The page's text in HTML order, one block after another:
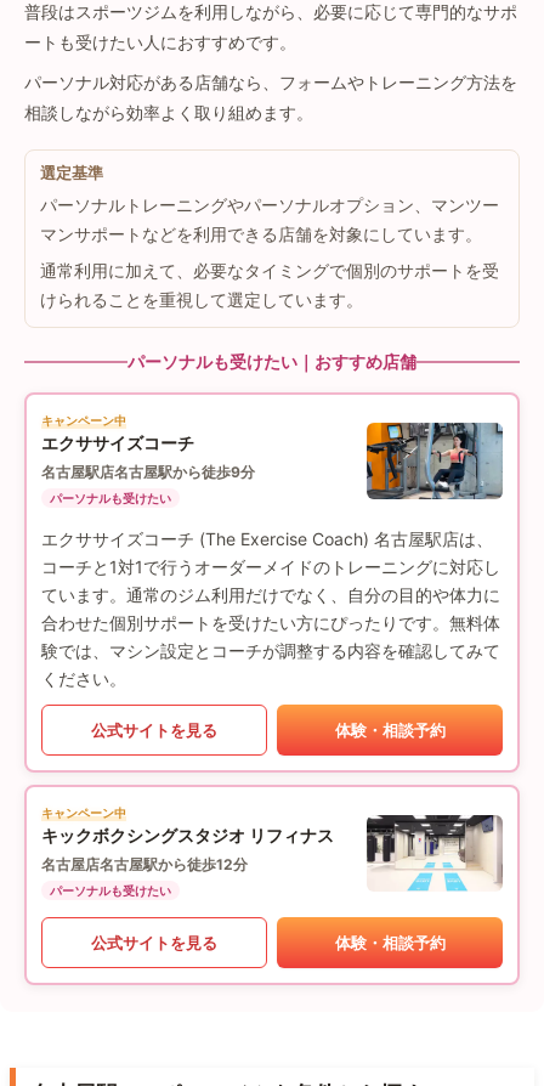
普段はスポーツジムを利用しながら、必要に応じて専門的なサポ
ートも受けたい人におすすめです。
パーソナル対応がある店舗なら、フォームやトレーニング方法を
相談しながら効率よく取り組めます。
選定基準
パーソナルトレーニングやパーソナルオプション、マンツー
マンサポートなどを利用できる店舗を対象にしています。
通常利用に加えて、必要なタイミングで個別のサポートを受
けられることを重視して選定しています。
パーソナルも受けたい｜おすすめ店舗
キャンペーン中
エクササイズコーチ
名古屋駅店名古屋駅から徒歩9分
パーソナルも受けたい
エクササイズコーチ (The Exercise Coach) 名古屋駅店は、
コーチと1対1で行うオーダーメイドのトレーニングに対応し
ています。通常のジム利用だけでなく、自分の目的や体力に
合わせた個別サポートを受けたい方にぴったりです。無料体
験では、マシン設定とコーチが調整する内容を確認してみて
ください。
公式サイトを見る 体験・相談予約
キャンペーン中
キックボクシングスタジオ リフィナス
名古屋店名古屋駅から徒歩12分
パーソナルも受けたい
公式サイトを見る 体験・相談予約